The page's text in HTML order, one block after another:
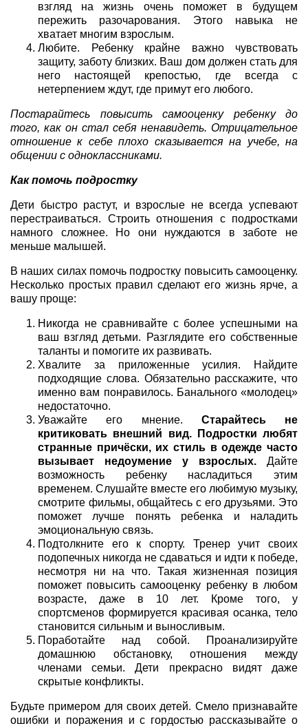
взгляд на жизнь очень поможет в будущем
пережить разочарования. Этого навыка не
хватает многим взрослым.
Любите. Ребенку крайне важно чувствовать
защиту, заботу близких. Ваш дом должен стать для
него настоящей крепостью, где всегда с
нетерпением ждут, где примут его любого.
Постарайтесь повысить самооценку ребенку до
того, как он стал себя ненавидеть. Отрицательное
отношение к себе плохо сказывается на учебе, на
общении с одноклассниками.
Как помочь подростку
Дети быстро растут, и взрослые не всегда успевают
перестраиваться. Строить отношения с подростками
намного сложнее. Но они нуждаются в заботе не
меньше малышей.
В наших силах помочь подростку повысить самооценку.
Несколько простых правил сделают его жизнь ярче, а
вашу проще:
Никогда не сравнивайте с более успешными на
ваш взгляд детьми. Разглядите его собственные
таланты и помогите их развивать.
Хвалите за приложенные усилия. Найдите
подходящие слова. Обязательно расскажите, что
именно вам понравилось. Банального «молодец»
недостаточно.
Уважайте его мнение. Старайтесь не
критиковать внешний вид. Подростки любят
странные причёски, их стиль в одежде часто
вызывает недоумение у взрослых. Дайте
возможность ребенку насладиться этим
временем. Слушайте вместе его любимую музыку,
смотрите фильмы, общайтесь с его друзьями. Это
поможет лучше понять ребенка и наладить
эмоциональную связь.
Подтолкните его к спорту. Тренер учит своих
подопечных никогда не сдаваться и идти к победе,
несмотря ни на что. Такая жизненная позиция
поможет повысить самооценку ребенку в любом
возрасте, даже в 10 лет. Кроме того, у
спортсменов формируется красивая осанка, тело
становится сильным и выносливым.
Поработайте над собой. Проанализируйте
домашнюю обстановку, отношения между
членами семьи. Дети прекрасно видят даже
скрытые конфликты.
Будьте примером для своих детей. Смело признавайте
ошибки и поражения и с гордостью рассказывайте о